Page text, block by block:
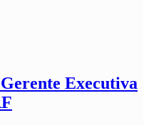
Executiva